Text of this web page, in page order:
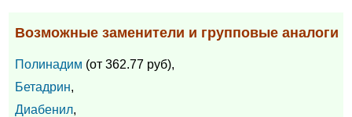
Возможные заменители и групповые аналоги
Полинадим (от 362.77 руб),
Бетадрин,
Диабенил,